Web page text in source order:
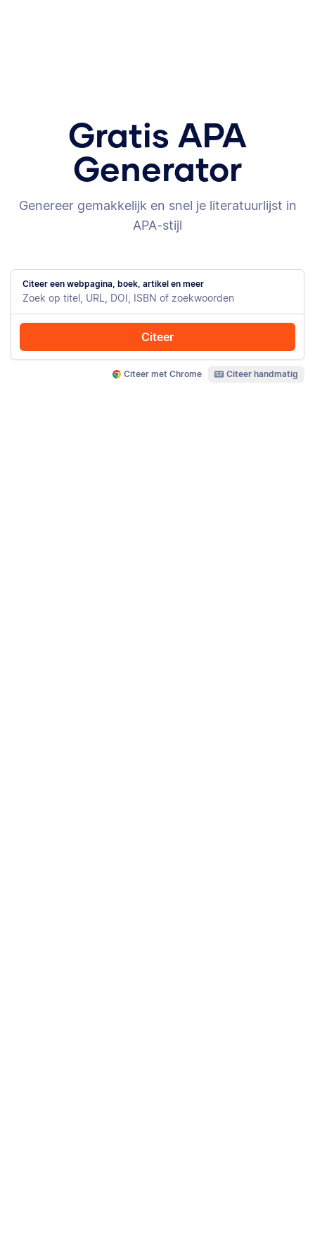
Gratis APA
Generator
Genereer gemakkelijk en snel je literatuurlijst in
APA-stijl
Citeer een webpagina, boek, artikel en meer
Citeer
Citeer met Chrome Citeer handmatig